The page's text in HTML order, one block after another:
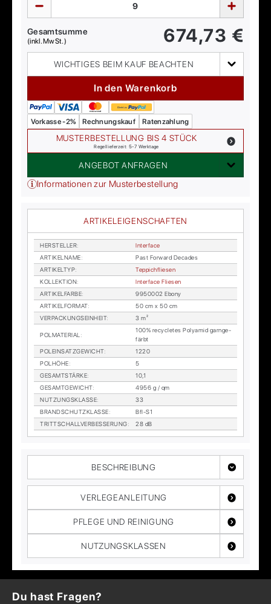
Gesamtsumme
(inkl. MwSt.) 674,73 €
WICHTIGES BEIM KAUF BEACHTEN
In den Warenkorb
Vorkasse -2% Rechnungskauf Ratenzahlung
MUSTERBESTELLUNG BIS 4 STÜCK
Regellieferzeit: 5-7 Werktage
ANGEBOT ANFRAGEN
Informationen zur Musterbestellung
ARTIKELEIGENSCHAFTEN
HER­STEL­LER:
In­ter­face
AR­TI­KEL­NA­ME:
Past For­ward De­ca­des
AR­TI­KEL­TYP:
Tep­pich­flie­sen
KOL­LEK­TI­ON:
In­ter­face Flie­sen
AR­TI­KEL­FAR­BE:
9950002 Eb­o­ny
AR­TI­KEL­FOR­MAT:
50 cm x 50 cm
VER­PA­CKUNGS­EIN­HEIT: 3 m²
POL­MA­TE­RI­AL :
100% re­cy­cle­tes Po­ly­amid garn­ge­
färbt
POL­EIN­SATZ­GE­WICHT:
1220
POL­HÖ­HE:
5
GE­SAMT­STÄR­KE:
10,1
GE­SAMT­GE­WICHT:
4956 g / qm
NUT­ZUNGS­KLAS­SE:
33
BRAND­SCHUTZ­KLAS­SE:
Bfl-S1
TRITT­SCHALL­VER­BES­SE­RUNG: 28 dB
BESCHREIBUNG
VERLEGEANLEITUNG
PFLEGE UND REINIGUNG
NUTZUNGSKLASSEN
Du hast Fragen?